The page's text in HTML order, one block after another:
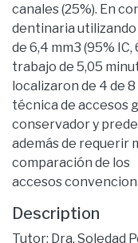
canales (25%). En
dentinaria utilizando
de 6,4 mm3 (95%
trabajo de 5,05
localizaron de 4 de
técnica de accesos
conservador y
además de requerir
comparación de los
accesos
Description
Tutor: Dra. Soledad